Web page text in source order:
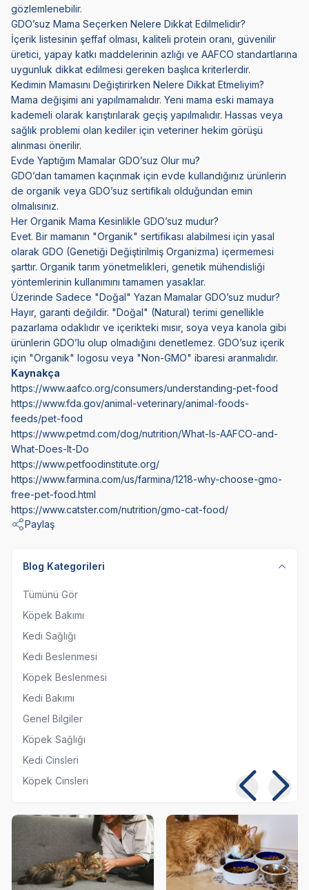
gözlemlenebilir.
GDO’suz Mama Seçerken Nelere Dikkat Edilmelidir?
İçerik listesinin şeffaf olması, kaliteli protein oranı, güvenilir
üretici, yapay katkı maddelerinin azlığı ve AAFCO standartlarına
uygunluk dikkat edilmesi gereken başlıca kriterlerdir.
Kedimin Mamasını Değiştirirken Nelere Dikkat Etmeliyim?
Mama değişimi ani yapılmamalıdır. Yeni mama eski mamaya
kademeli olarak karıştırılarak geçiş yapılmalıdır. Hassas veya
sağlık problemi olan kediler için veteriner hekim görüşü
alınması önerilir.
Evde Yaptığım Mamalar GDO’suz Olur mu?
GDO’dan tamamen kaçınmak için evde kullandığınız ürünlerin
de organik veya GDO’suz sertifikalı olduğundan emin
olmalısınız.
Her Organik Mama Kesinlikle GDO’suz mudur?
Evet. Bir mamanın "Organik" sertifikası alabilmesi için yasal
olarak GDO (Genetiği Değiştirilmiş Organizma) içermemesi
şarttır. Organik tarım yönetmelikleri, genetik mühendisliği
yöntemlerinin kullanımını tamamen yasaklar.
Üzerinde Sadece "Doğal" Yazan Mamalar GDO’suz mudur?
Hayır, garanti değildir. "Doğal" (Natural) terimi genellikle
pazarlama odaklıdır ve içerikteki mısır, soya veya kanola gibi
ürünlerin GDO’lu olup olmadığını denetlemez. GDO’suz içerik
için "Organik" logosu veya "Non-GMO" ibaresi aranmalıdır.
Kaynakça
https://www.aafco.org/consumers/understanding-pet-food
https://www.fda.gov/animal-veterinary/animal-foods-
feeds/pet-food
https://www.petmd.com/dog/nutrition/What-Is-AAFCO-and-
What-Does-It-Do
https://www.petfoodinstitute.org/
https://www.farmina.com/us/farmina/1218-why-choose-gmo-
free-pet-food.html
https://www.catster.com/nutrition/gmo-cat-food/
Paylaş
Blog Kategorileri
Tümünü Gör
Köpek Bakımı
Kedi Sağlığı
Kedi Beslenmesi
Köpek Beslenmesi
Kedi Bakımı
Genel Bilgiler
Köpek Sağlığı
Kedi Cinsleri
Köpek Cinsleri